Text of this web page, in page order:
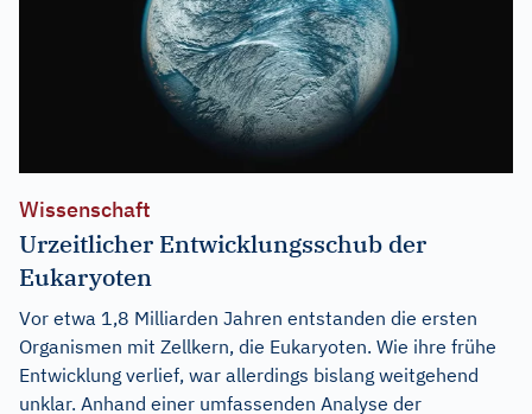
Wissenschaft
Urzeitlicher Entwicklungsschub der
Eukaryoten
Vor etwa 1,8 Milliarden Jahren entstanden die ersten
Organismen mit Zellkern, die Eukaryoten. Wie ihre frühe
Entwicklung verlief, war allerdings bislang weitgehend
unklar. Anhand einer umfassenden Analyse der